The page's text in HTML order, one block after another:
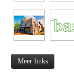
Meer links